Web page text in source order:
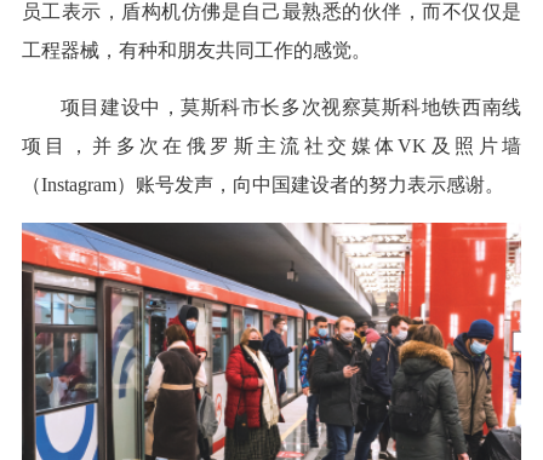
员工表示，盾构机仿佛是自己最熟悉的伙伴，而不仅仅是
工程器械，有种和朋友共同工作的感觉。
项目建设中，莫斯科市长多次视察莫斯科地铁西南线
项目，并多次在俄罗斯主流社交媒体VK及照片墙
（Instagram）账号发声，向中国建设者的努力表示感谢。